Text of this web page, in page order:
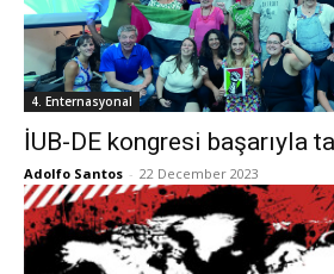
4. Enternasyonal
İUB-DE kongresi başarıyla
Adolfo Santos - 22 December 2023